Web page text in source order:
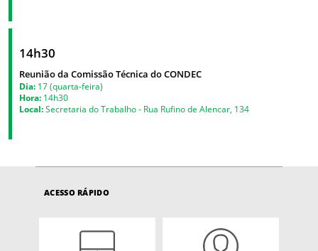
14h30
Reunião da Comissão Técnica do CONDEC
Dia: 17 (quarta-feira)
Hora: 14h30
Local:Secretaria do Trabalho - Rua Rufino de Alencar, 134
ACESSO RÁPIDO